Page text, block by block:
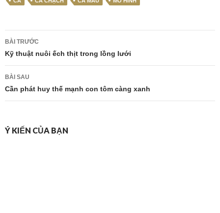
Điều
hướng
bài
viết
BÀI TRƯỚC
Kỹ thuật nuôi ếch thịt trong lồng lưới
BÀI SAU
Cần phát huy thế mạnh con tôm càng xanh
Ý KIẾN CỦA BẠN